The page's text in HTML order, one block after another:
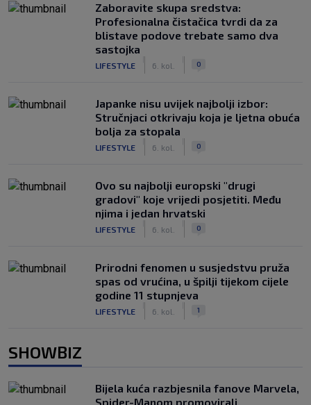
Zaboravite skupa sredstva:
Profesionalna čistačica tvrdi da za
blistave podove trebate samo dva
sastojka
LIFESTYLE 6. kol. 0
Japanke nisu uvijek najbolji izbor:
Stručnjaci otkrivaju koja je ljetna obuća
bolja za stopala
LIFESTYLE 6. kol. 0
Ovo su najbolji europski "drugi
gradovi" koje vrijedi posjetiti. Među
njima i jedan hrvatski
LIFESTYLE 6. kol. 0
Prirodni fenomen u susjedstvu pruža
spas od vrućina, u špilji tijekom cijele
godine 11 stupnjeva
LIFESTYLE 6. kol. 1
SHOWBIZ
Bijela kuća razbjesnila fanove Marvela,
Spider-Manom promovirali